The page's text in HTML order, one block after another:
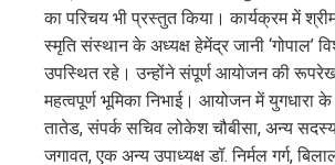
का परिचय भी प्रस्तुत किया। कार्यक्रम में
स्मृति संस्थान के अध्यक्ष हेमेंद्र जानी ‘गोपाल’
उपस्थित रहे। उन्होंने संपूर्ण आयोजन की
महत्वपूर्ण भूमिका निभाई। आयोजन में युगधारा के
तातेड, संपर्क सचिव लोकेश चौबीसा, अन्य
जगावत, एक अन्य उपाध्यक्ष डॉ. निर्मल गर्ग,